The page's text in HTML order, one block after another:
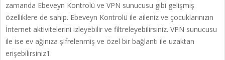
zamanda Ebeveyn Kontrolü ve VPN sunucusu gibi gelişmiş
özelliklere de sahip. Ebeveyn Kontrolü ile aileniz ve çocuklarınızın
İnternet aktivitelerini izleyebilir ve filtreleyebilirsiniz. VPN sunucusu
ile ise ev ağınıza şifrelenmiş ve özel bir bağlantı ile uzaktan
erişebilirsiniz1.